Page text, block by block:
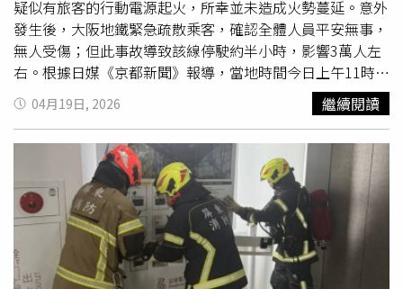
疑似有旅客的行動電源起火，所幸並未造成火勢蔓延。意外
發生後，大阪地鐵緊急疏散乘客，確認全體人員平安無事，
無人受傷；但此事故導致該線停駛約半小時，影響3萬人左
右。根據日媒《京都新聞》報導，當地時間今日上午11時
46分，大阪地鐵御堂筋線一輛列車停靠在大國町站，有一名
旅客包包內的行動電源突然竄出火花，從社群上流出的影片
顯示，有民眾試圖用腳踩滅火勢但未果；另外還有車廂內白
瀰漫，大阪地鐵人員迅速疏散車上乘客。這起突發事件發
生後，大阪地鐵御堂筋線隨即採取全線暫停營運措施，時間
長達約半小時，該班起火列車在大國町站被迫中止後續載客
服務，後續導致上下行共21班列車出現不同程度延遲，估計
影響近3萬名通勤乘客的行程。大阪地鐵表示，現場已迅速
排除狀況，目前營運已逐步恢復正常。經初步調查，火災源
04月19日, 2026 繼續閱讀